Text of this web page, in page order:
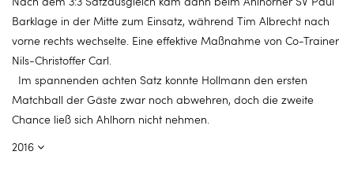
Barklage in der Mitte zum Einsatz, während Tim Albrecht nach
vorne rechts wechselte. Eine effektive Maßnahme von Co-Trainer
Nils-Christoffer Carl.
Im spannenden achten Satz konnte Hollmann den ersten
Matchball der Gäste zwar noch abwehren, doch die zweite
Chance ließ sich Ahlhorn nicht nehmen.
2016